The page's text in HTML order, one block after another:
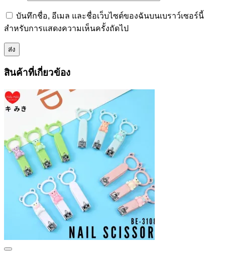
บันทึกชื่อ, อีเมล และชื่อเว็บไซต์ของฉันบนเบราว์เซอร์นี้
สำหรับการแสดงความเห็นครั้งถัดไป
สินค้าที่เกี่ยวข้อง